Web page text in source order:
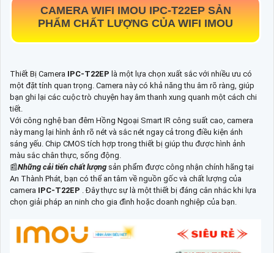
CAMERA WIFI IMOU IPC-T22EP SẢN
PHẨM CHẤT LƯỢNG CỦA WIFI IMOU
Thiết Bị Camera IPC-T22EP là một lựa chọn xuất sắc với nhiều ưu có
một đặt tính quan trọng. Camera này có khả năng thu âm rõ ràng, giúp
bạn ghi lại các cuộc trò chuyện hay âm thanh xung quanh một cách chi
tiết.
Với công nghệ ban đêm Hồng Ngoại Smart IR công suất cao, camera
này mang lại hình ảnh rõ nét và sắc nét ngay cả trong điều kiện ánh
sáng yếu. Chip CMOS tích hợp trong thiết bị giúp thu được hình ảnh
màu sắc chân thực, sống động.
📰Những cải tiến chất lượng sản phẩm được công nhận chính hãng tại
An Thành Phát, bạn có thể an tâm về nguồn gốc và chất lượng của
camera IPC-T22EP . Đây thực sự là một thiết bị đáng cân nhắc khi lựa
chọn giải pháp an ninh cho gia đình hoặc doanh nghiệp của bạn.